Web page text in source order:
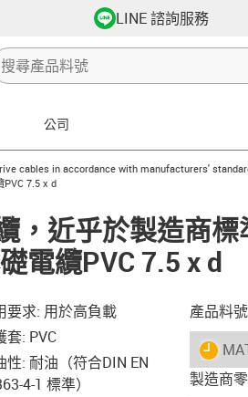
LINE 諮詢服務
公司
icon-arrow-right
cables in accordance with manufacturers'
PVC 7.5 x d
，近乎於製造商
電纜PVC 7.5 x d
要求: 用於高負載
套: PVC
性: 耐油（符合DIN EN
4-1 標準）
產品料號
製造商